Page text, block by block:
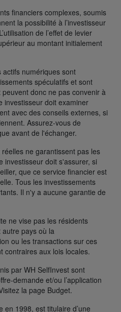
financiers complexes, soumis
la possibilité à l’investisseur
de l’effet de levier
au montant initialement
actifs numériques sont
spéculatifs et sont
donc ne pas convenir à
investisseur doit examiner
avec des conseils externes, si
Assurez-vous de
avant de l'échanger.
ne garantissent pas les
investisseur doit s'assurer, si
que ce service financier est
Tous les investissements
Il n'y a aucune garantie de
ne vise pas les résidents
pays où la
ou les transactions sur ces
contraires aux lois locales.
par WH SelfInvest sont
demande et/ou l’application
la page Budget.
en 1998, est titulaire d’une